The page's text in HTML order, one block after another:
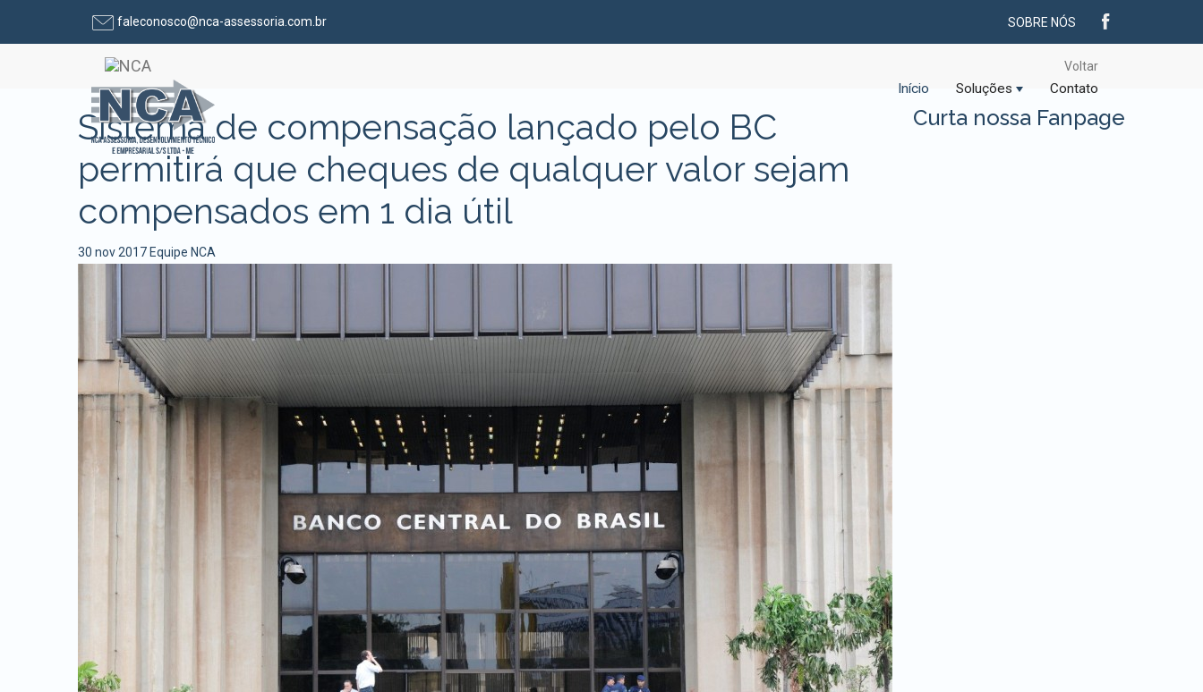
Pular para o conteúdofaleconosco@nca-assessoria.com.br SOBRE NÓS
Início Soluções Contato
Voltar
Curta nossa Fanpage
Sistema de compensação lançado pelo BC
permitirá que cheques de qualquer valor sejam
compensados em 1 dia útil
30 nov 2017 Equipe NCA